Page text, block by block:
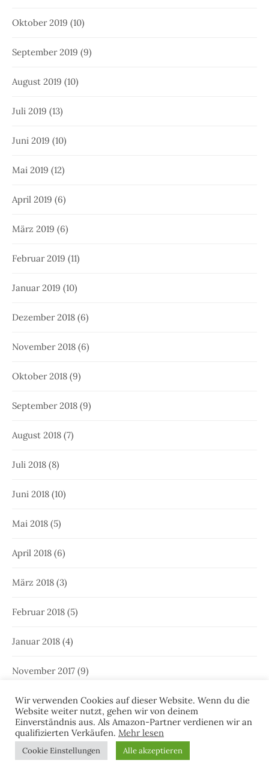
Oktober 2019 (10)
September 2019 (9)
August 2019 (10)
Juli 2019 (13)
Juni 2019 (10)
Mai 2019 (12)
April 2019 (6)
März 2019 (6)
Februar 2019 (11)
Januar 2019 (10)
Dezember 2018 (6)
November 2018 (6)
Oktober 2018 (9)
September 2018 (9)
August 2018 (7)
Juli 2018 (8)
Juni 2018 (10)
Mai 2018 (5)
April 2018 (6)
März 2018 (3)
Februar 2018 (5)
Januar 2018 (4)
November 2017 (9)
Oktober 2017(5)
September 2017(8)
August 2017(8)
Wir verwenden Cookies auf dieser Website. Wenn du die
Website weiter nutzt, gehen wir von deinem
Einverständnis aus. Als Amazon-Partner verdienen wir an
qualifizierten Verkäufen. Mehr lesen
Cookie Einstellungen Alle akzeptieren